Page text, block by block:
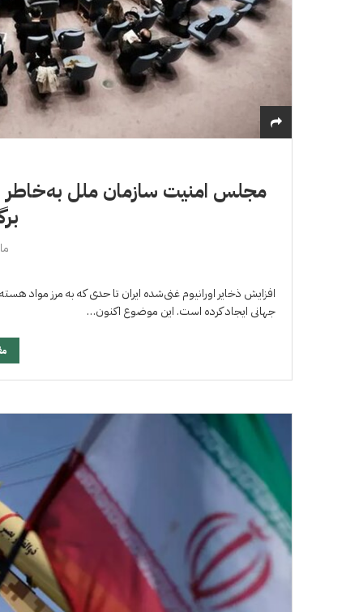
مجلس امنیت سازمان ملل به‌خاطر
افزایش ذخایر اورانیوم غنی‌شده ایران تا حدی که به مرز
جهانی ایجاد کرده است. این موضوع اکنون…